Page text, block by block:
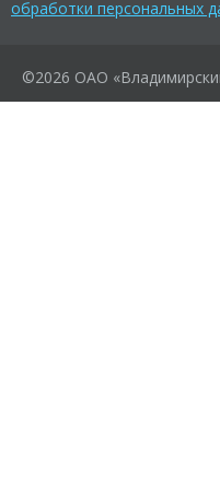
обработки персональных
©2026 ОАО